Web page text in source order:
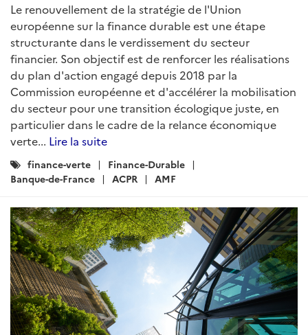
Le renouvellement de la stratégie de l'Union
européenne sur la finance durable est une étape
structurante dans le verdissement du secteur
financier. Son objectif est de renforcer les réalisations
du plan d'action engagé depuis 2018 par la
Commission européenne et d'accélérer la mobilisation
du secteur pour une transition écologique juste, en
particulier dans le cadre de la relance économique
verte... Lire la suite
Catégories
:
finance-verte
Finance-Durable
Banque-de-France
ACPR AMF